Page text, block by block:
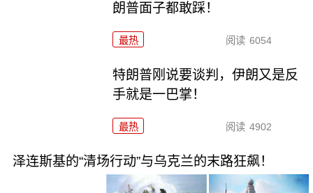
朗普面子都敢踩！
最热 阅读 6054
特朗普刚说要谈判，伊朗又是反
手就是一巴掌！
最热 阅读 4902
泽连斯基的“清场行动”与乌克兰的末路狂飙！